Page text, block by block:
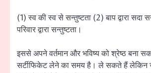
(1) स्व की स्व से सन्तुष्टता (2) बाप द्वारा सदा
परिवार द्वारा सन्तुष्टता।
इससे अपने वर्तमान और भविष्य को श्रेष्ठ बना
सर्टीफिकेट लेने का समय है। ले सकते हैं लेकिन